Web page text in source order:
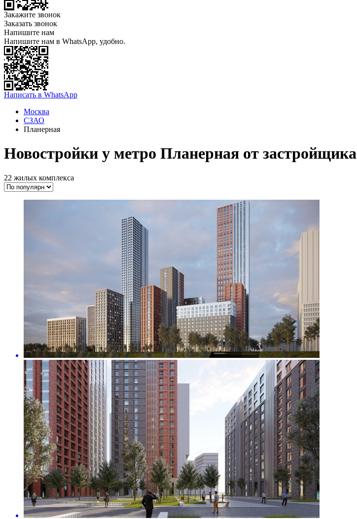
Закажите звонок
Заказать звонок
Напишите нам
Напишите нам в WhatsApp, удобно.
Написать в WhatsApp
Москва
СЗАО
Планерная
Новостройки у метро Планерная от застройщика
22 жилых комплекса